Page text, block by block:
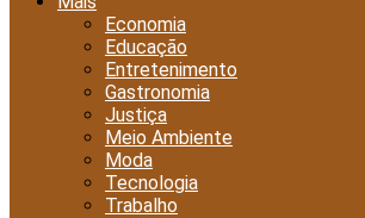
Economia
Educação
Entretenimento
Gastronomia
Justiça
Meio Ambiente
Moda
Tecnologia
Trabalho